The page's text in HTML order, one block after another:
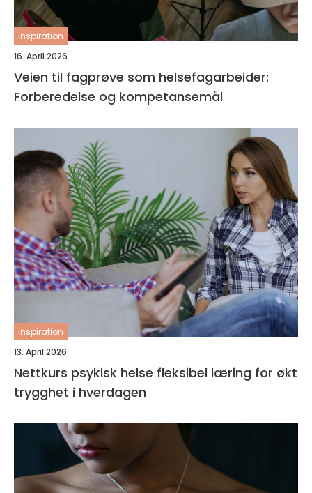
inspiration
16. April 2026
Veien til fagprøve som helsefagarbeider:
Forberedelse og kompetansemål
inspiration
13. April 2026
Nettkurs psykisk helse fleksibel læring for økt
trygghet i hverdagen